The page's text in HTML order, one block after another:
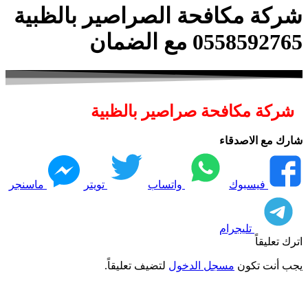
شركة مكافحة الصراصير بالظبية
0558592765 مع الضمان
شركة مكافحة صراصير بالظبية
شارك مع الاصدقاء
فيسبوك واتساب تويتر ماسنجر
تليجرام
اترك تعليقاً
يجب أنت تكون مسجل الدخول لتضيف تعليقاً.